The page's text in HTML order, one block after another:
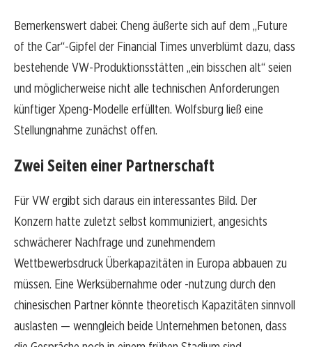
Bemerkenswert dabei: Cheng äußerte sich auf dem „Future
of the Car“-Gipfel der Financial Times unverblümt dazu, dass
bestehende VW-Produktionsstätten „ein bisschen alt“ seien
und möglicherweise nicht alle technischen Anforderungen
künftiger Xpeng-Modelle erfüllten. Wolfsburg ließ eine
Stellungnahme zunächst offen.
Zwei Seiten einer Partnerschaft
Für VW ergibt sich daraus ein interessantes Bild. Der
Konzern hatte zuletzt selbst kommuniziert, angesichts
schwächerer Nachfrage und zunehmendem
Wettbewerbsdruck Überkapazitäten in Europa abbauen zu
müssen. Eine Werksübernahme oder -nutzung durch den
chinesischen Partner könnte theoretisch Kapazitäten sinnvoll
auslasten — wenngleich beide Unternehmen betonen, dass